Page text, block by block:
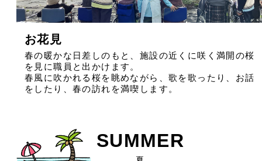
お花見
春の暖かな日差しのもと、施設の近くに咲く満開の桜
を見に職員と出かけます。
春風に吹かれる桜を眺めながら、歌を歌ったり、お話
をしたり、春の訪れを満喫します。
SUMMER